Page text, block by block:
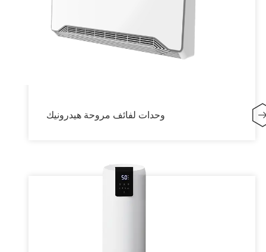
وحدات لفائف مروحة هيدرونيك